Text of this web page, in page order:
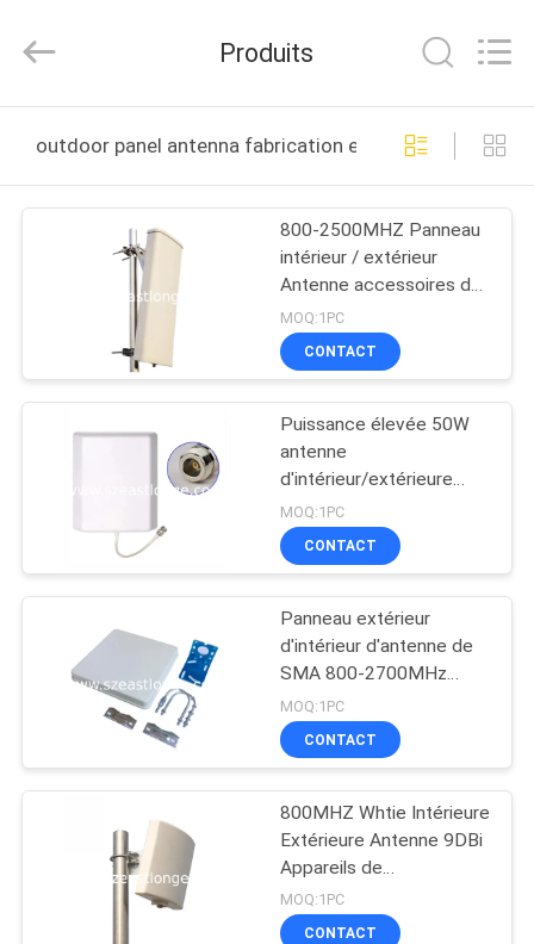
DES
PRODUITS
AU
SUJET
VISITE
L'USINE
CONTRÔLE
DE
QUALITÉ
CONTACTEZ-
EASTLONGE
ELECTRONICS(HK)
Rights
Produits
outdoor panel antenna fabrication en ligne
800-2500MHZ Panneau
intérieur / extérieur
Antenne accessoires de
communication
MOQ:1PC
CONTACT
Puissance élevée 50W
antenne
d'intérieur/extérieure
800-2500MHZ, blanc de
9DBi de panneau
MOQ:1PC
CONTACT
Panneau extérieur
d'intérieur d'antenne de
SMA 800-2700MHz
avec le câble de 1m,
blanc
MOQ:1PC
CONTACT
800MHZ Whtie Intérieure
Extérieure Antenne 9DBi
Appareils de
communication
MOQ:1PC
CONTACT